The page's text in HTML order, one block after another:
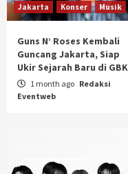
Jakarta Konser Musik
Guns N’ Roses Kembali
Guncang Jakarta, Siap
Ukir Sejarah Baru di GBK
1 month ago Redaksi
Eventweb